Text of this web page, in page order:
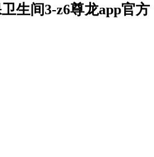
生间3-z6尊龙app官方